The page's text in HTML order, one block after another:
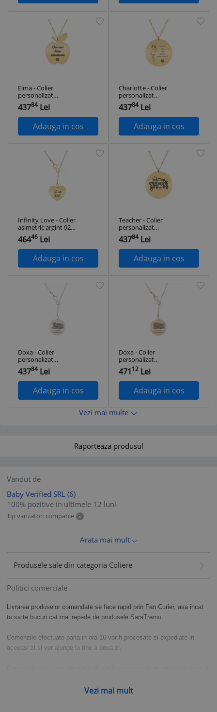
Elma - Colier
personalizat
educatoare din
argint 925 placat cu
aur galben 24K
43784 Lei
Adauga in cos
Charlotte - Colier
personalizat
educatoare din
argint 925 placat cu
aur galben 24K
43784 Lei
Adauga in cos
Infinity Love - Colier
asimetric argint 925
placat cu aur galben
24K cu infinit si
inima personalizata
46446 Lei
Adauga in cos
Teacher - Colier
personalizat
educatoare
invatatoare din
argint 925 placat cu
aur galben 24K
43784 Lei
Adauga in cos
Doxa - Colier
personalizat
asimetric
educatoare cu
infinit si banut din
argint 925
43784 Lei
Adauga in cos
Doxa - Colier
personalizat
asimetric
invatatoare cu
infinit si banut din
argint 925 placat cu
aur roz
47112 Lei
Adauga in cos
Vezi mai multe
Raporteaza produsul
Vandut de
Baby Verified SRL (6)
100% pozitive in ultimele 12 luni
Tip vanzator: companie
Arata mai mult
Produsele sale din categoria Coliere
Politici comerciale
Livrarea produselor comandate se face rapid prin Fan Curier, asa incat
tu sa te bucuri cat mai repede de produsele SaraTremo.
Comenzile efectuate pana in ora 16 vor fi procesate si expediate in
aceeasi zi si vor ajunge la tine a doua zi.
Vezi mai mult